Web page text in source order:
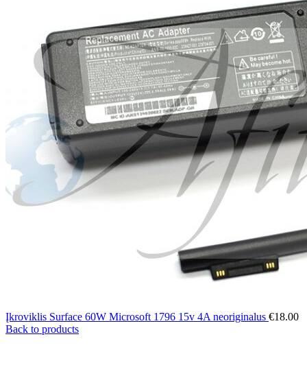
Įkroviklis Surface 60W Microsoft 1796 15v 4A neoriginalus €18.00
Back to products